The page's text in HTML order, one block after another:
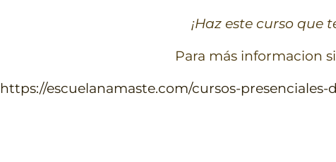
¡Haz este curso que
Para más informacion
https://escuelanamaste.com/cursos-